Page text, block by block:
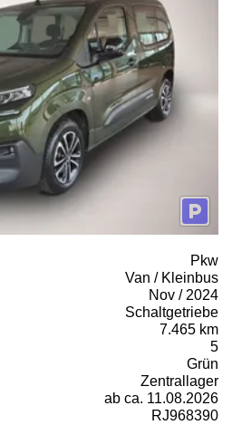
Pkw
Van / Kleinbus
Nov / 2024
Schaltgetriebe
7.465 km
5
Grün
Zentrallager
ab ca. 11.08.2026
RJ968390